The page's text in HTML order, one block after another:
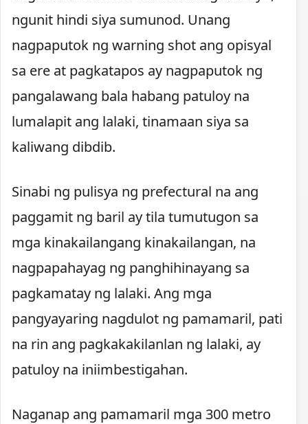
ngunit hindi siya sumunod. Unang
nagpaputok ng warning shot ang opisyal
sa ere at pagkatapos ay nagpaputok ng
pangalawang bala habang patuloy na
lumalapit ang lalaki, tinamaan siya sa
kaliwang dibdib.
Sinabi ng pulisya ng prefectural na ang
paggamit ng baril ay tila tumutugon sa
mga kinakailangang kinakailangan, na
nagpapahayag ng panghihinayang sa
pagkamatay ng lalaki. Ang mga
pangyayaring nagdulot ng pamamaril, pati
na rin ang pagkakakilanlan ng lalaki, ay
patuloy na iniimbestigahan.
Naganap ang pamamaril mga 300 metro